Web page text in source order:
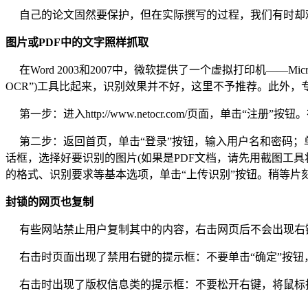
自己的论文固然要保护，但在实际撰写的过程，我们有时
图片或PDF中的文字照样抓取
在Word 2003和2007中，微软提供了一个虚拟打印机
OCR”)工具比起来，识别效果并不好，这里不予推荐。此外
第一步：进入http://www.netocr.com/页面，单击“注册”按钮
第二步：返回首页，单击“登录”按钮，输入用户名和密码；
话框，选择好要识别的图片(如果是PDF文档，请先用截图工
的格式、识别要求等基本选项，单击“上传识别”按钮。稍等
封锁的网页也复制
有些网站禁止用户复制其中的内容，右击网页后不会出现
右击时页面出现了禁用右键的提示框：不要单击“确定”按
右击时出现了版权信息类的提示框：不要松开右键，将鼠标